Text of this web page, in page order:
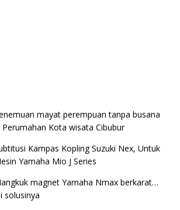
mayat perempuan tanpa busana
Perumahan Kota wisata Cibubur
Kampas Kopling Suzuki Nex, Untuk
Yamaha Mio J Series
magnet Yamaha Nmax berkarat…
solusinya